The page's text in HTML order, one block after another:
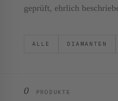
geprüft, ehrlich
ALLE DIAMANTEN
0 PRODUKTE